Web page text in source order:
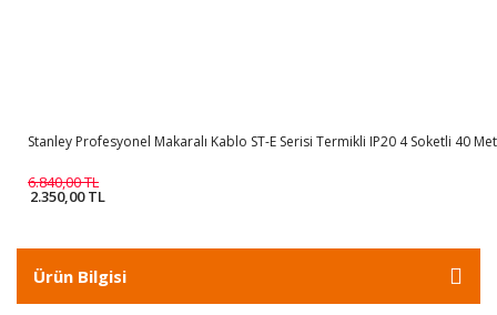
Stanley Profesyonel Makaralı Kablo ST-E Serisi Termikli IP20 4 Soketli 40
6.840,00 TL
2.350,00 TL
Ürün Bilgisi